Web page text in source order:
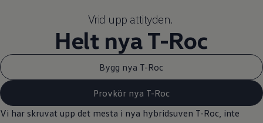
Vrid upp attityden.
Helt nya T-Roc
Bygg nya T-Roc
Provkör nya T-Roc
Vi har skruvat upp det mesta i nya hybridsuven T-Roc, inte